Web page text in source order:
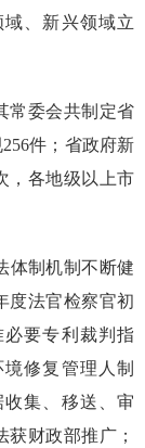
、新兴领域立
常委会共制定省
件；省政府新
，各地级以上市
体制机制不断健
度法官检察官初
要专利裁判指
修复管理人制
集、移送、审
财政部推广；